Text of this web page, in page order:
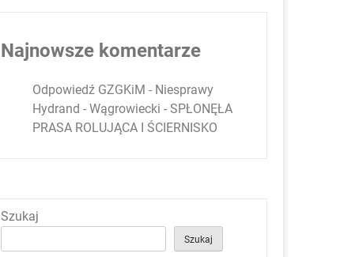
Najnowsze komentarze
Odpowiedź GZGKiM - Niesprawy
Hydrand - Wągrowiecki - SPŁONĘŁA
PRASA ROLUJĄCA I ŚCIERNISKO
Szukaj
Szukaj